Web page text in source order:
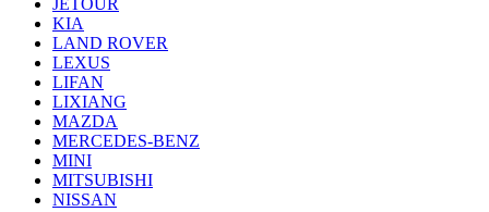
JETOUR
KIA
LAND ROVER
LEXUS
LIFAN
LIXIANG
MAZDA
MERCEDES-BENZ
MINI
MITSUBISHI
NISSAN